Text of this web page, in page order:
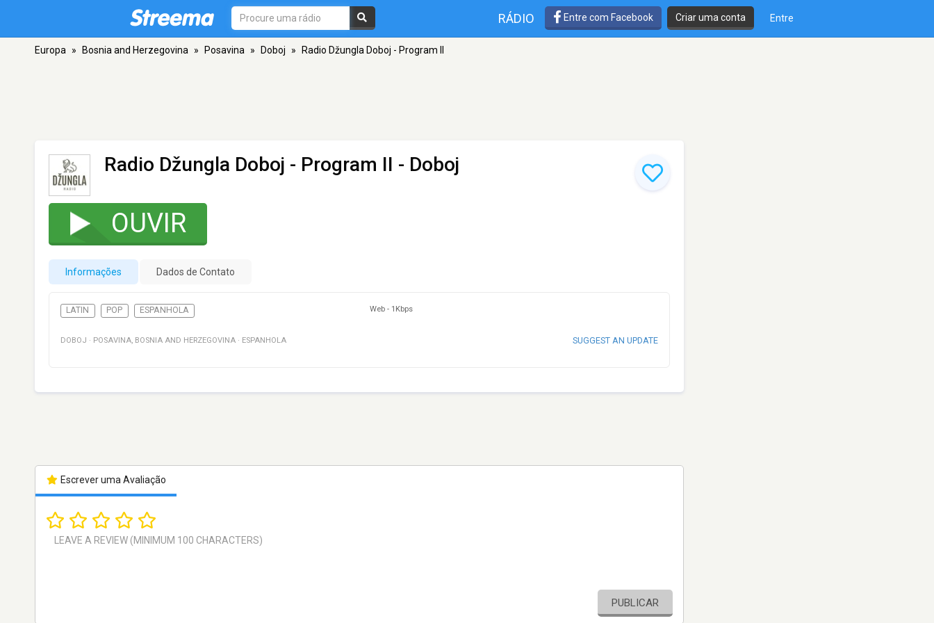
RÁDIO Entre com Facebook Criar uma conta Entre
Europa » Bosnia and Herzegovina » Posavina » Doboj » Radio Džungla Doboj - Program II
Radio Džungla Doboj - Program II - Doboj
OUVIR
Informações Dados de Contato
LATIN POP ESPANHOLA Web - 1Kbps
DOBOJ · POSAVINA, BOSNIA AND HERZEGOVINA · ESPANHOLA SUGGEST AN UPDATE
Escrever uma Avaliação
PUBLICAR